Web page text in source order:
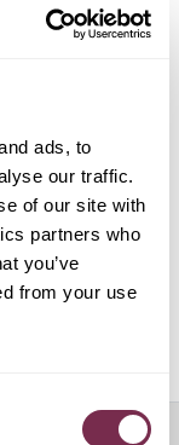
ads, to
our traffic.
of our site with
partners who
you’ve
from your use